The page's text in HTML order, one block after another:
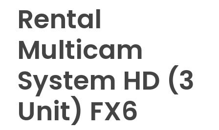
Rental
Multicam
System HD (3
Unit) FX6